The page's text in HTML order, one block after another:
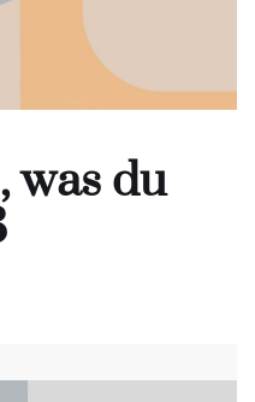
was du